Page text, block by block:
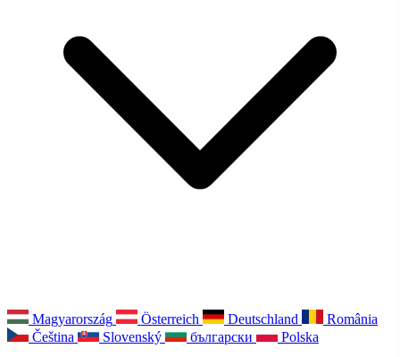
Magyarország Österreich Deutschland
România
Čeština
Slovenský български
Polska